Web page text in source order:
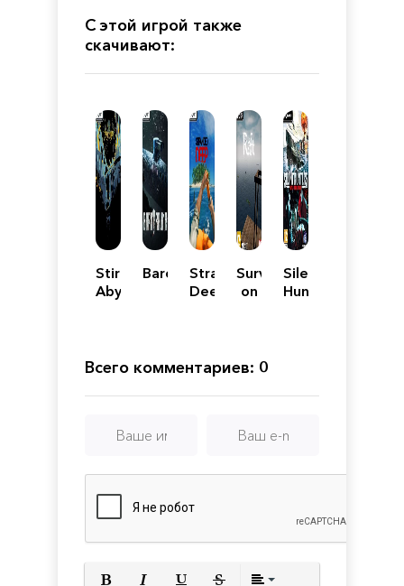
С этой игрой также
скачивают:
Stirring
Abyss
BarotraumaStranded
Deep
Survive
on
Silent
Hunter
Всего комментариев: 0